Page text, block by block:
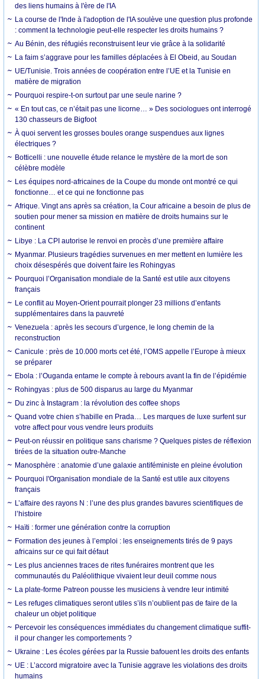
des liens humains à l'ère de l'IA
La course de l'Inde à l'adoption de l'IA soulève une question plus profonde
: comment la technologie peut-elle respecter les droits humains ?
Au Bénin, des réfugiés reconstruisent leur vie grâce à la solidarité
La faim s’aggrave pour les familles déplacées à El Obeid, au Soudan
UE/Tunisie. Trois années de coopération entre l’UE et la Tunisie en
matière de migration
Pourquoi respire-t-on surtout par une seule narine ?
« En tout cas, ce n’était pas une licorne… » Des sociologues ont interrogé
130 chasseurs de Bigfoot
À quoi servent les grosses boules orange suspendues aux lignes
électriques ?
Botticelli : une nouvelle étude relance le mystère de la mort de son
célèbre modèle
Les équipes nord-africaines de la Coupe du monde ont montré ce qui
fonctionne… et ce qui ne fonctionne pas
Afrique. Vingt ans après sa création, la Cour africaine a besoin de plus de
soutien pour mener sa mission en matière de droits humains sur le
continent
Libye : La CPI autorise le renvoi en procès d’une première affaire
Myanmar. Plusieurs tragédies survenues en mer mettent en lumière les
choix désespérés que doivent faire les Rohingyas
Pourquoi l’Organisation mondiale de la Santé est utile aux citoyens
français
Le conflit au Moyen-Orient pourrait plonger 23 millions d’enfants
supplémentaires dans la pauvreté
Venezuela : après les secours d’urgence, le long chemin de la
reconstruction
Canicule : près de 10.000 morts cet été, l’OMS appelle l’Europe à mieux
se préparer
Ebola : l’Ouganda entame le compte à rebours avant la fin de l’épidémie
Rohingyas : plus de 500 disparus au large du Myanmar
Du zinc à Instagram : la révolution des coffee shops
Quand votre chien s’habille en Prada… Les marques de luxe surfent sur
votre affect pour vous vendre leurs produits
Peut-on réussir en politique sans charisme ? Quelques pistes de réflexion
tirées de la situation outre-Manche
Manosphère : anatomie d’une galaxie antiféministe en pleine évolution
Pourquoi l'Organisation mondiale de la Santé est utile aux citoyens
français
L’affaire des rayons N : l’une des plus grandes bavures scientifiques de
l’histoire
Haïti : former une génération contre la corruption
Formation des jeunes à l’emploi : les enseignements tirés de 9 pays
africains sur ce qui fait défaut
Les plus anciennes traces de rites funéraires montrent que les
communautés du Paléolithique vivaient leur deuil comme nous
La plate-forme Patreon pousse les musiciens à vendre leur intimité
Les refuges climatiques seront utiles s’ils n’oublient pas de faire de la
chaleur un objet politique
Percevoir les conséquences immédiates du changement climatique suffit-
il pour changer les comportements ?
Ukraine : Les écoles gérées par la Russie bafouent les droits des enfants
UE : L’accord migratoire avec la Tunisie aggrave les violations des droits
humains